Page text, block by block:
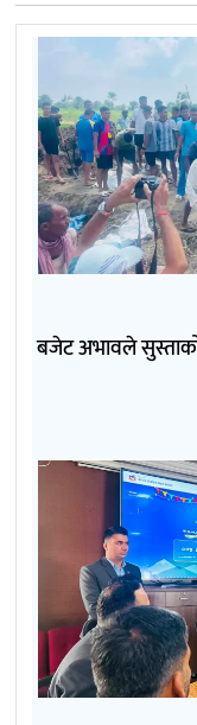
बजेट अभावले सुस्ताको